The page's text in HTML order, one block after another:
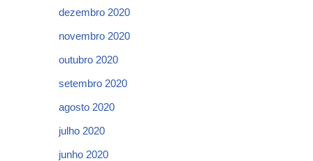
dezembro 2020
novembro 2020
outubro 2020
setembro 2020
agosto 2020
julho 2020
junho 2020